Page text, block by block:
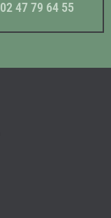
02 47 79 64 55